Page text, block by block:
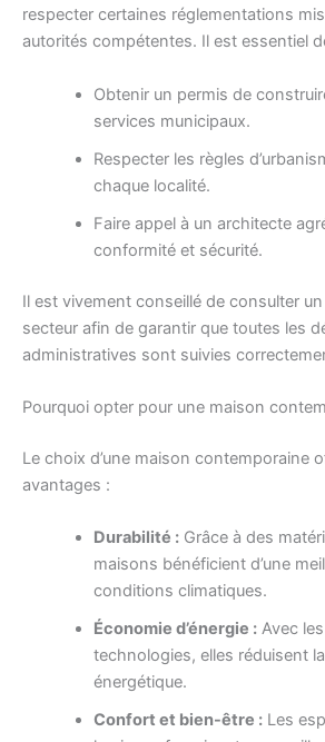
respecter certaines réglementations
autorités compétentes. Il est essentiel
Obtenir un permis de
services municipaux.
Respecter les règles
chaque localité.
Faire appel à un architecte
conformité et sécurité.
Il est vivement conseillé de consulter
secteur afin de garantir que toutes les
administratives sont suivies
Pourquoi opter pour une maison
Le choix d’une maison contemporaine
avantages :
Durabilité :Grâce à des
maisons bénéficient d’une
conditions climatiques.
Économie d’énergie :Avec
technologies, elles réduisent
énergétique.
Confort et bien-être :Les